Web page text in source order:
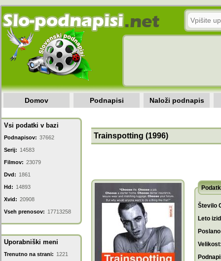
Domov Podnapisi Naloži podnapis
Vsi podatki v bazi
Podnapisov: 37662
Serij: 14583
Filmov: 23079
Dvd: 1861
Hd: 14893
Xvid: 20908
Vseh prenosov: 17713258
Uporabniški meni
Trenutno na strani: 1221
Trainspotting (1996)
Število
Leto